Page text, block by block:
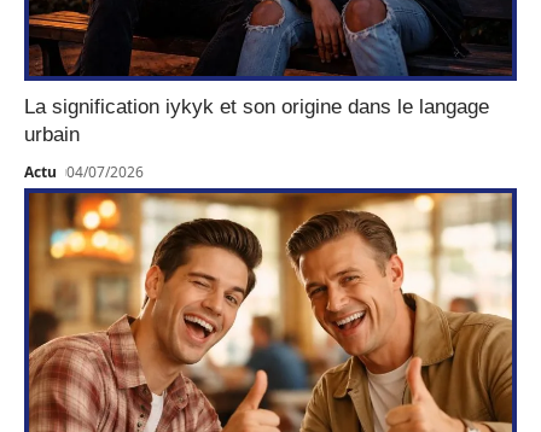
La signification iykyk et son origine dans le langage
urbain
Actu 04/07/2026